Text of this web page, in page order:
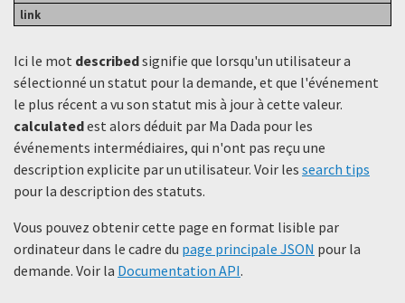
Ici le mot describedsignifie que lorsqu'un utilisateur a
sélectionné un statut ​​pour la demande, et que l'événement
le plus récent a vu son statut mis à jour à cette valeur.
calculatedest alors déduit par Ma Dada pour les
événements intermédiaires, qui n'ont pas reçu une
description explicite par un utilisateur. Voir les search tips
pour la description des statuts.
Vous pouvez obtenir cette page en format lisible par
ordinateur dans le cadre du page principale JSON pour la
demande. Voir la Documentation API.